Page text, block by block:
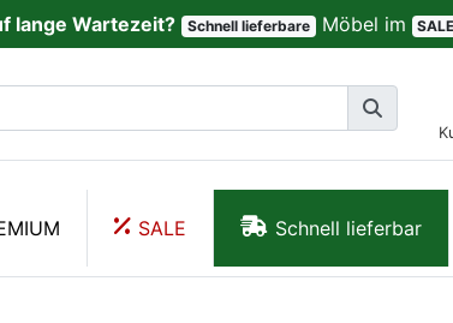
lange Wartezeit? Schnell lieferbare Möbel im SALE
SALE Schnell lieferbar